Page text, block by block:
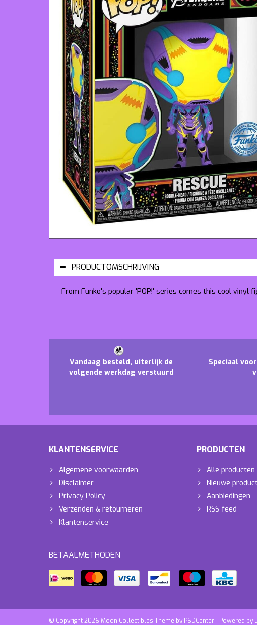
PRODUCTOMSCHRIJVING
From Funko's popular 'POP!' series comes this cool vinyl
Vandaag besteld, uiterlijk de
volgende werkdag verstuurd
Speciaal
KLANTENSERVICE
Algemene voorwaarden
Disclaimer
Privacy Policy
Verzenden & retourneren
Klantenservice
PRODUCTEN
Alle producten
Nieuwe
Aanbiedingen
RSS-feed
BETAALMETHODEN
© Copyright 2026 Moon Collectibles Theme by PSDCenter- Powered by